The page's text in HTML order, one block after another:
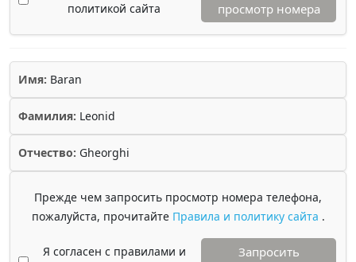
политикой сайта
просмотр номера
Имя: Baran
Фамилия: Leonid
Отчество: Gheorghi
Прежде чем запросить просмотр номера телефона,
пожалуйста, прочитайте Правила и политику сайта .
Я согласен с правилами и
Запросить